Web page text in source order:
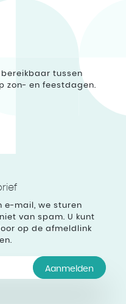
tussen
zon- en feestdagen.
e-mail, we sturen
van spam. U kunt
op de afmeldlink
Aanmelden